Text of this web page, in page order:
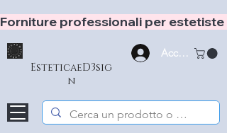
Forniture professionali per
EsteticaeD3sig
n
Accedi